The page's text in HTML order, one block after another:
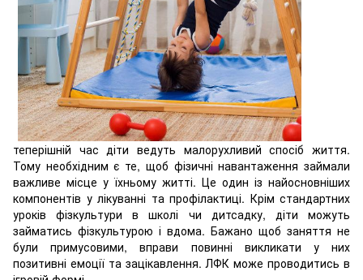
теперішній час діти ведуть малорухливий спосіб життя.
Тому необхідним є те, щоб фізичні навантаження займали
важливе місце у їхньому житті. Це один із найосновніших
компонентів у лікуванні та профілактиці. Крім стандартних
уроків фізкультури в школі чи дитсадку, діти можуть
займатись фізкультурою і вдома. Бажано щоб заняття не
були примусовими, вправи повинні викликати у них
позитивні емоції та зацікавлення. ЛФК може проводитись в